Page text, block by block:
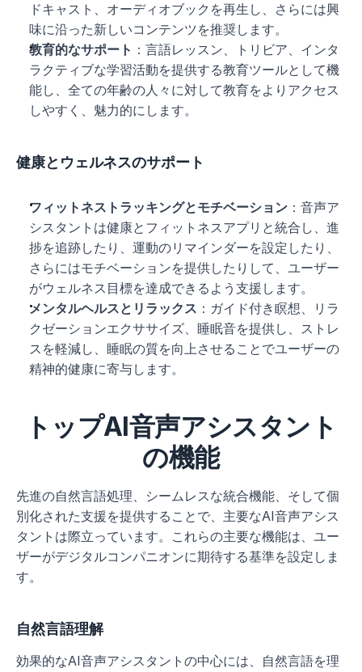
ドキャスト、オーディオブックを再生し、さらには興
味に沿った新しいコンテンツを推奨します。
教育的なサポート ：言語レッスン、トリビア、インタ
ラクティブな学習活動を提供する教育ツールとして機
能し、全ての年齢の人々に対して教育をよりアクセス
しやすく、魅力的にします。
健康とウェルネスのサポート
フィットネストラッキングとモチベーション ：音声ア
シスタントは健康とフィットネスアプリと統合し、進
捗を追跡したり、運動のリマインダーを設定したり、
さらにはモチベーションを提供したりして、ユーザー
がウェルネス目標を達成できるよう支援します。
メンタルヘルスとリラックス ：ガイド付き瞑想、リラ
クゼーションエクササイズ、睡眠音を提供し、ストレ
スを軽減し、睡眠の質を向上させることでユーザーの
精神的健康に寄与します。
トップAI音声アシスタント
の機能
先進の自然言語処理、シームレスな統合機能、そして個
別化された支援を提供することで、主要なAI音声アシス
タントは際立っています。これらの主要な機能は、ユー
ザーがデジタルコンパニオンに期待する基準を設定しま
す。
自然言語理解
効果的なAI音声アシスタントの中心には、自然言語を理